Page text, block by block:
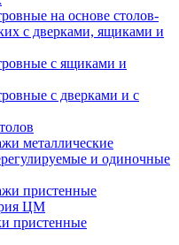
на основе столов-
с дверками, ящиками и
с ящиками и
с дверками и с
металлические
и одиночные
пристенные
ЦМ
пристенные